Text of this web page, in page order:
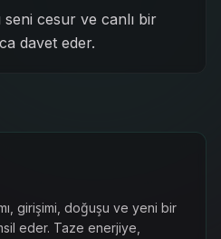
seni cesur ve canlı bir
davet eder.
girişimi, doğuşu ve yeni bir
eder. Taze enerjiye,